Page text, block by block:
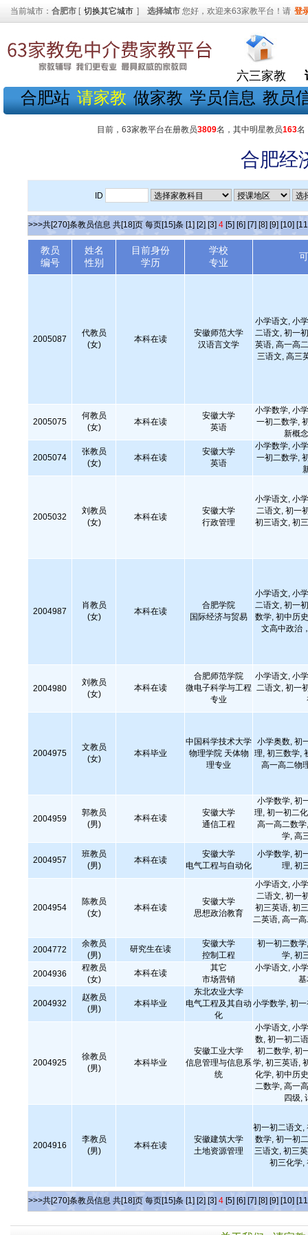
当前城市： 合肥市 [ 切换其它城市 ] 选择城市 您好，欢迎来63家教平台！请 登
六三家教
合肥站 请家教 做家教 学员信息 教员
目前，63家教平台在册教员3809名，其中明星教员163名
合肥经
ID
>>>共[270]条教员信息 共[18]页 每页[15]条 [1] [2] [3] 4 [5] [6] [7] [8] [9] [10]
教员
编号
姓名
性别
目前身份
学历
学校
专业
2005087
代教员
(女)
本科在读
安徽师范大学
汉语言文学
小学语文, 小
二语文, 初一
英语, 高一高
三语文, 高三
2005075
何教员
(女)
本科在读
安徽大学
英语
小学数学, 小
一初二数学,
新概
2005074
张教员
(女)
本科在读
安徽大学
英语
小学数学, 小
一初二数学,
2005032
刘教员
(女)
本科在读
安徽大学
行政管理
小学语文, 小
二语文, 初一
初三语文, 初
2004987
肖教员
(女)
本科在读
合肥学院
国际经济与贸易
小学语文, 小
二语文, 初一
数学, 初中历
文高中政治
2004980
刘教员
(女)
本科在读
合肥师范学院
微电子科学与工程
专业
小学语文, 小
二语文, 初一
2004975
文教员
(女)
本科毕业
中国科学技术大学
物理学院 天体物
理专业
小学奥数, 初
理, 初三数学,
高一高二物
2004959
郭教员
(男)
本科在读
安徽大学
通信工程
小学数学, 初
理, 初一初二
高一高二数
学, 高
2004957
班教员
(男)
本科在读
安徽大学
电气工程与自动化
小学数学, 初
理, 初
2004954
陈教员
(女)
本科在读
安徽大学
思想政治教育
小学语文, 小
二语文, 初一
初三英语, 初
二英语, 高一
2004772
余教员
(男)
研究生在读
安徽大学
控制工程
初一初二数
学, 初
2004936
程教员
(女)
本科在读
其它
市场营销
小学语文, 小
2004932
赵教员
(男)
本科毕业
东北农业大学
电气工程及其自动
化
小学数学, 初
2004925
徐教员
(男)
本科毕业
安徽工业大学
信息管理与信息系
统
小学语文, 小
数, 初一初二
初二数学, 初
学, 初三英语,
化学, 初中历
二数学, 高一
四级,
2004916
李教员
(男)
本科在读
安徽建筑大学
土地资源管理
初一初二语文,
数学, 初一初
三语文, 初三
初三化学,
>>>共[270]条教员信息 共[18]页 每页[15]条 [1] [2] [3] 4 [5] [6] [7] [8] [9] [10]